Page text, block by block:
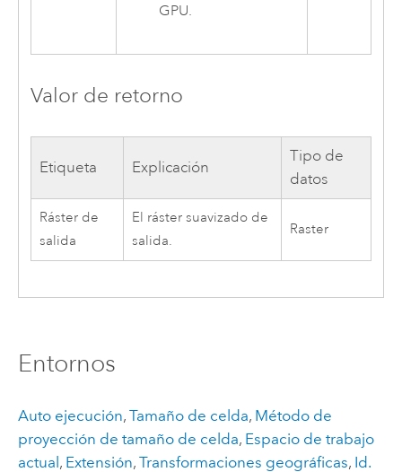
GPU.
Valor de retorno
Etiqueta Explicación
Tipo de
datos
Ráster de
salida
El ráster suavizado de
salida.
Raster
Entornos
Auto ejecución, Tamaño de celda, Método de
proyección de tamaño de celda, Espacio de trabajo
actual, Extensión, Transformaciones geográficas, Id.